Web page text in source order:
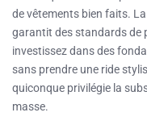
de vêtements bien faits.
garantit des standards de
investissez dans des
sans prendre une ride
quiconque privilégie la
masse.